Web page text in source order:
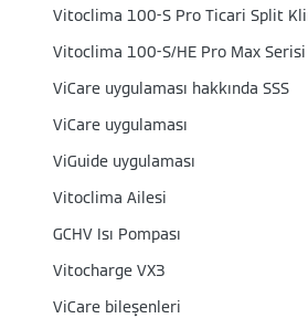
Vitoclima 100-S Pro Ticari Split
Vitoclima 100-S/HE Pro Max Serisi
ViCare uygulaması hakkında SSS
ViCare uygulaması
ViGuide uygulaması
Vitoclima Ailesi
GCHV Isı Pompası
Vitocharge VX3
ViCare bileşenleri